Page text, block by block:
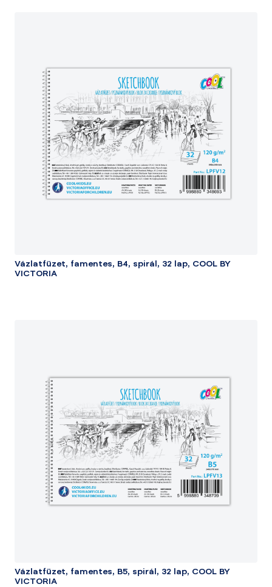
Vázlatfüzet, famentes, B4, spirál, 32 lap, COOL BY
VICTORIA
Vázlatfüzet, famentes, B5, spirál, 32 lap, COOL BY
VICTORIA